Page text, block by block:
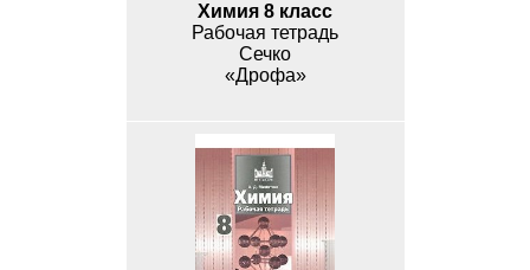
Химия 8 класс
Рабочая тетрадь
Сечко
«Дрофа»